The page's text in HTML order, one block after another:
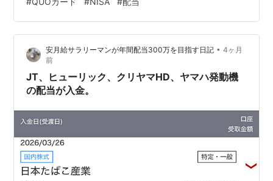
株保有でもらえるQUOカード1000円分×2名義。 今回が
初取得だが、2026年12月の優待をもって廃止予定。 ・
INPEX 12月に…
安月給サラリーマンが年間配当300万を目指す日記 • 4ヶ月
前
JT、ヒューリック、クリヤマHD、ヤマハ発動機
の配当が入金。